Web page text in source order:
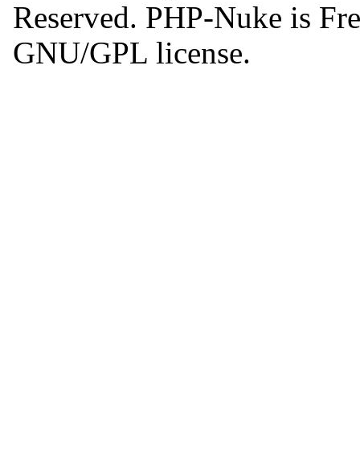
Reserved. PHP-Nuke is
GNU/GPL license.